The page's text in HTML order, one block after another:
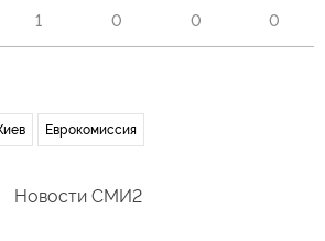
1 0 0 0
Еврокомиссия
Новости СМИ2